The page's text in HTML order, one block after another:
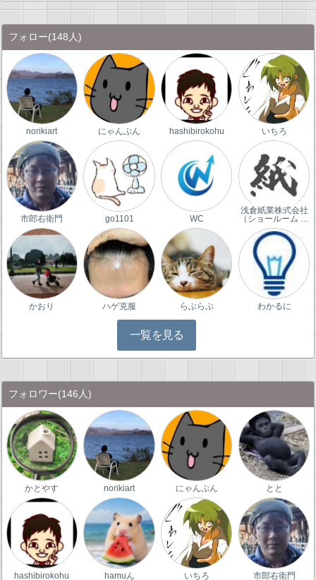
フォロー(148人)
norikiart にゃんぷん hashibirokohu いちろ
市郎右衛門 go1101 WC
浅倉紙業株式会社
（ショールーム …
かおり ハゲ克服 らぶらぶ わかるに
一覧を見る
フォロワー(146人)
かとやす norikiart にゃんぷん とと
hashibirokohu hamuん いちろ 市郎右衛門